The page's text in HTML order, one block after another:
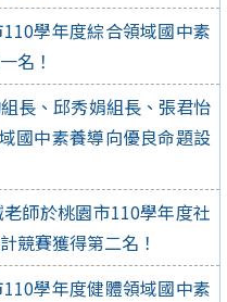
學年度綜合領域國中素
名！
長、邱秀娟組長、張君怡
國中素養導向優良命題設
師於桃園市110學年度社
競賽獲得第二名！
學年度健體領域國中素